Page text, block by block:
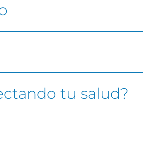
tu salud?